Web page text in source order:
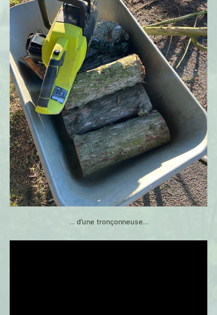
… d’une tronçonneuse…